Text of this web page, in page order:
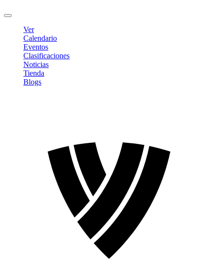
Ver
Calendario
Eventos
Clasificaciones
Noticias
Tienda
Blogs